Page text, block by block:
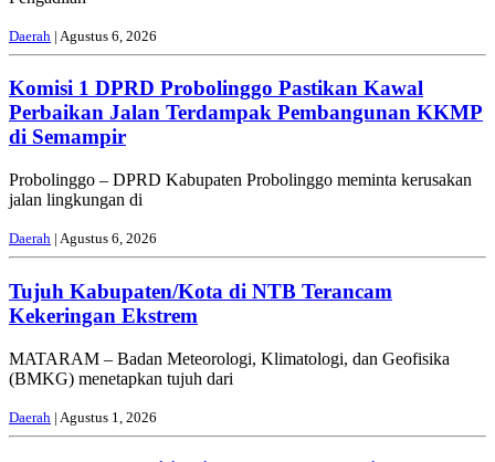
Daerah | Agustus 6, 2026
Komisi 1 DPRD Probolinggo Pastikan Kawal
Perbaikan Jalan Terdampak Pembangunan KKMP
di Semampir
Probolinggo – DPRD Kabupaten Probolinggo meminta kerusakan
jalan lingkungan di
Daerah | Agustus 6, 2026
Tujuh Kabupaten/Kota di NTB Terancam
Kekeringan Ekstrem
MATARAM – Badan Meteorologi, Klimatologi, dan Geofisika
(BMKG) menetapkan tujuh dari
Daerah | Agustus 1, 2026